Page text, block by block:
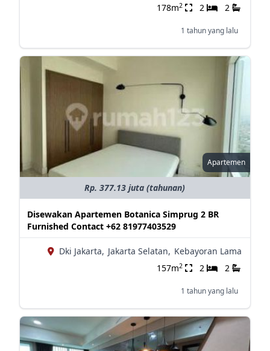
178m2 2 2
1 tahun yang lalu
Apartemen
Rp. 377.13 juta (tahunan)
Disewakan Apartemen Botanica Simprug 2 BR
Furnished Contact +62 81977403529
Dki Jakarta, Jakarta Selatan, Kebayoran Lama
157m2 2 2
1 tahun yang lalu